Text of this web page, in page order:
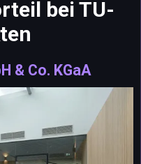
bei TU-
& Co. KGaA